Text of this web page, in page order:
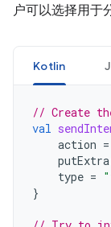
户可以选择用于
Kotlin
// Create
val
action =
putExtra
type =
}